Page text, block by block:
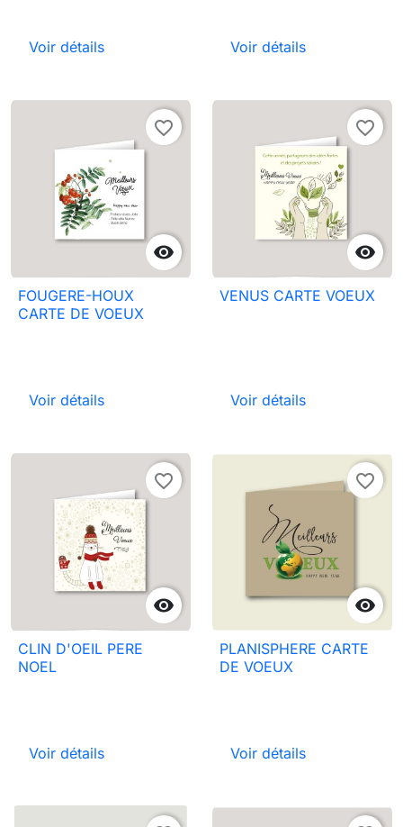
Voir détails Voir détails

favorite_border
FOUGERE-HOUX
CARTE DE VOEUX
Voir détails

favorite_border
VENUS CARTE VOEUX
Voir détails

favorite_border
CLIN D'OEIL PERE
NOEL
Voir détails

favorite_border
PLANISPHERE CARTE
DE VOEUX
Voir détails